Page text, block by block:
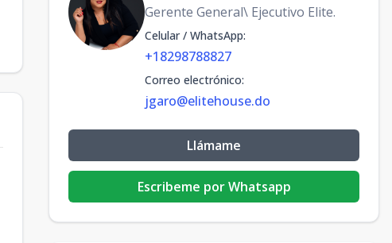
Gerente General\ Ejecutivo Elite.
Celular / WhatsApp:
+18298788827
Correo electrónico:
jgaro@elitehouse.do
Llámame
Escribeme por Whatsapp